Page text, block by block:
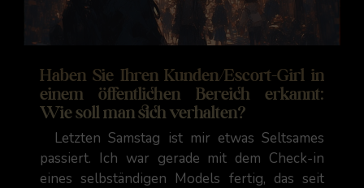
Haben Sie Ihren Kunden/Escort-Girl in
einem öffentlichen Bereich erkannt:
Wie soll man sich verhalten?
Letzten Samstag ist mir etwas Seltsames
passiert. Ich war gerade mit dem Check-in
eines selbständigen Models fertig, das seit